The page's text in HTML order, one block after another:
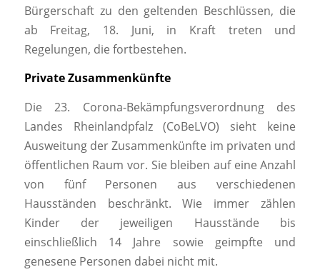
Bürgerschaft zu den geltenden Beschlüssen, die
ab Freitag, 18. Juni, in Kraft treten und
Regelungen, die fortbestehen.
Private Zusammenkünfte
Die 23. Corona-Bekämpfungsverordnung des
Landes Rheinlandpfalz (CoBeLVO) sieht keine
Ausweitung der Zusammenkünfte im privaten und
öffentlichen Raum vor. Sie bleiben auf eine Anzahl
von fünf Personen aus verschiedenen
Hausständen beschränkt. Wie immer zählen
Kinder der jeweiligen Hausstände bis
einschließlich 14 Jahre sowie geimpfte und
genesene Personen dabei nicht mit.